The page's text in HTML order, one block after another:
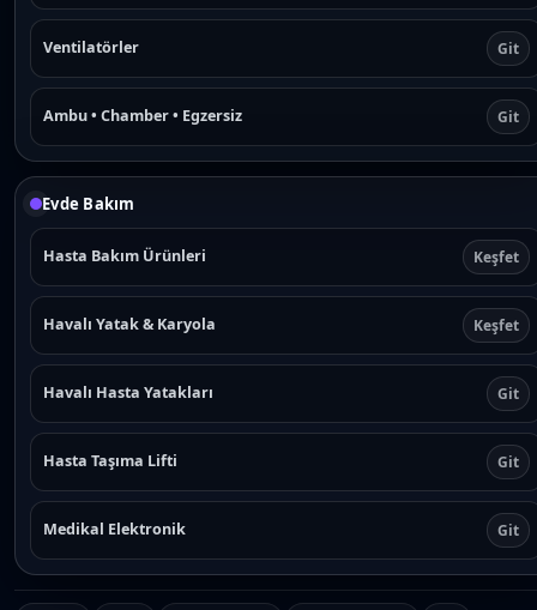
Ventilatörler Git
Ambu • Chamber • Egzersiz Git
Evde Bakım
Hasta Bakım Ürünleri Keşfet
Havalı Yatak & Karyola Keşfet
Havalı Hasta Yatakları Git
Hasta Taşıma Lifti Git
Medikal Elektronik Git